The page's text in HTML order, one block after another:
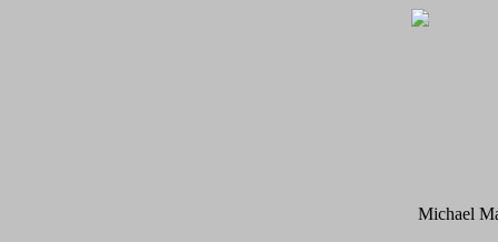
Michael